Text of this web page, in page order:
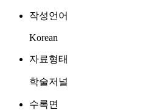
작성언어
Korean
자료형태
학술저널
수록면